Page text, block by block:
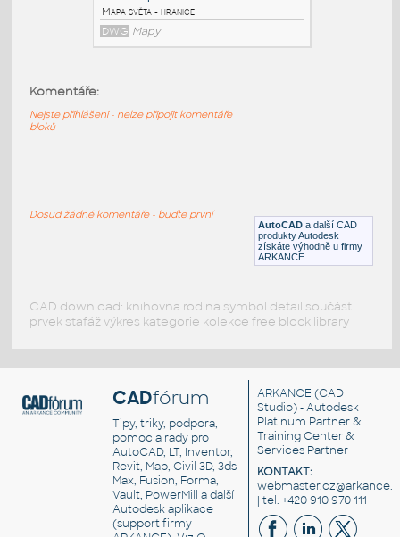
DWG Mapy
DWG Mapy
AutoCAD a další CAD
produkty Autodesk
získáte výhodně u firmy
ARKANCE
Komentáře:
Nejste přihlášeni - nelze připojit komentáře
bloků
Dosud žádné komentáře - buďte první
CAD download: knihovna rodina symbol detail součást
prvek stafáž výkres kategorie kolekce free block library
CADfórum
Tipy, triky, podpora,
pomoc a rady pro
AutoCAD, LT, Inventor,
Revit, Map, Civil 3D, 3ds
Max, Fusion, Forma,
Vault, PowerMill a další
Autodesk aplikace
(support firmy
ARKANCE (CAD
Studio) - Autodesk
Platinum Partner &
Training Center &
Services Partner
KONTAKT:
| tel. +420 910 970 111